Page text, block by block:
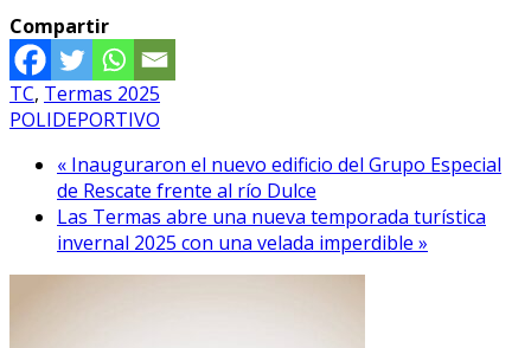
Compartir
TC, Termas 2025
POLIDEPORTIVO
« Inauguraron el nuevo edificio del Grupo Especial
de Rescate frente al río Dulce
Las Termas abre una nueva temporada turística
invernal 2025 con una velada imperdible »